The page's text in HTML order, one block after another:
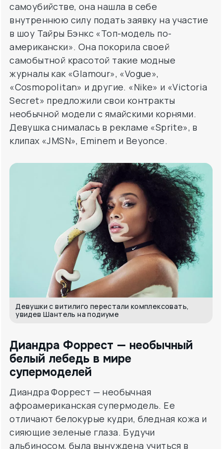
самоубийстве, она нашла в себе
внутреннюю силу подать заявку на участие
в шоу Тайры Бэнкс «Топ-модель по-
американски». Она покорила своей
самобытной красотой такие модные
журналы как «Glamour», «Vogue»,
«Cosmopolitan» и другие. «Nike» и «Victoria
Secret» предложили свои контракты
необычной модели с ямайскими корнями.
Девушка снималась в рекламе «Sprite», в
клипах «JMSN», Eminem и Beyonce.
Девушки с витилиго перестали комплексовать,
увидев Шантель на подиуме
Диандра Форрест — необычный
белый лебедь в мире
супермоделей
Диандра Форрест — необычная
афроамериканская супермодель. Ее
отличают белокурые кудри, бледная кожа и
сияющие зеленые глаза. Будучи
альбиносом, была вынуждена учиться в